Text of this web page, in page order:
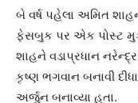
બે વર્ષ પહેલા અમિત
ફેસબુક પર એક પોસ્ટ
શાહને વડાપ્રધાન
કૃષ્ણ ભગવાન બનાવી
અર્જુન બનાવ્યા હતા.